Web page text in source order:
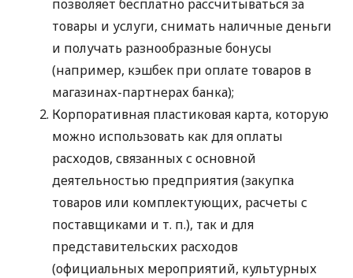
позволяет бесплатно рассчитываться за
товары и услуги, снимать наличные деньги
и получать разнообразные бонусы
(например, кэшбек при оплате товаров в
магазинах-партнерах банка);
Корпоративная пластиковая карта, которую
можно использовать как для оплаты
расходов, связанных с основной
деятельностью предприятия (закупка
товаров или комплектующих, расчеты с
поставщиками и т. п.), так и для
представительских расходов
(официальных мероприятий, культурных